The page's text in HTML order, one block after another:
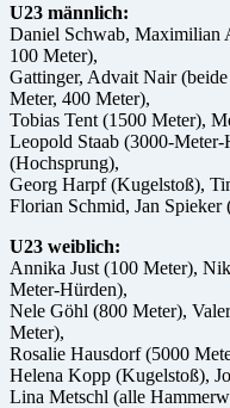
U23 männlich:
Daniel Schwab, Maximilian
100 Meter),
Gattinger, Advait Nair
Meter, 400 Meter),
Tobias Tent (1500 Meter),
Leopold Staab (3000-
(Hochsprung),
Georg Harpf (Kugelstoß),
Florian Schmid, Jan Spieker
U23 weiblich:
Annika Just (100 Meter),
Meter-Hürden),
Nele Göhl (800 Meter),
Meter),
Rosalie Hausdorf (5000
Helena Kopp (Kugelstoß),
Lina Metschl (alle